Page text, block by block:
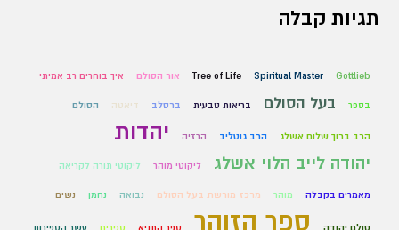
תגיות קבלה
Gottlieb
Spiritual Master
Tree of Life אור הסולם איך בוחרים רב אמיתי
בספר בעל הסולם בריאות טבעית ברסלב דיאטה הסולם
הרב ברוך שלום אשלג הרב גוטליב הרזיה יהדות
יהודה לייב הלוי אשלג ליקוטי מוהר ליקוטי תורה לקריאה
מאמרים בקבלה מוהר מרכז מורשת בעל הסולם נבואה נחמן נשים
ספר הזוהר